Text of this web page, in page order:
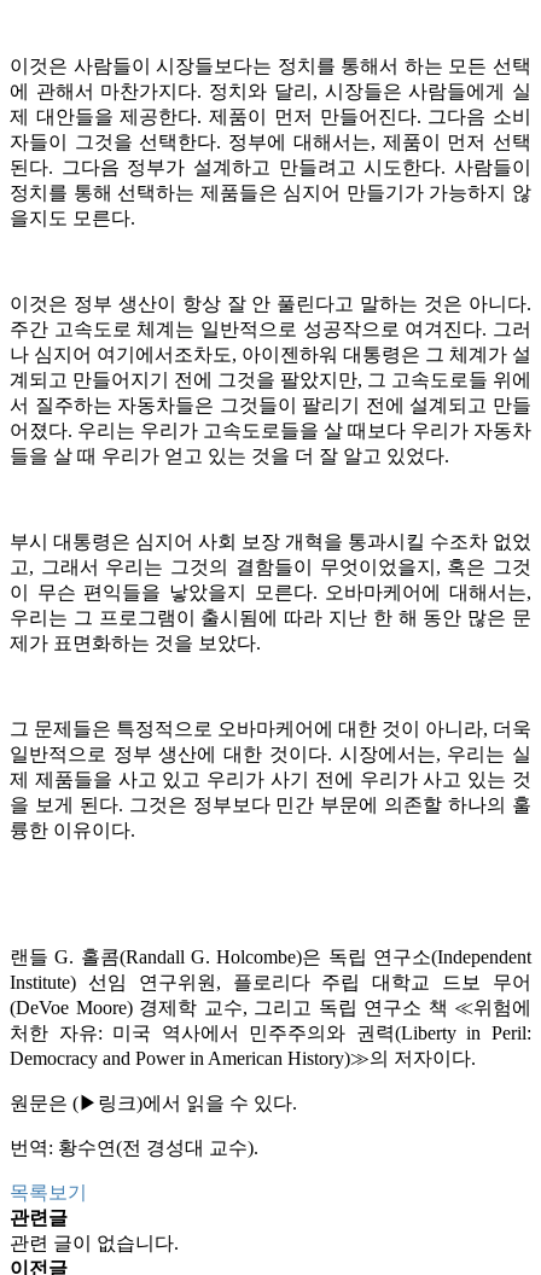
이것은 사람들이 시장들보다는 정치를 통해서 하는 모든 선택
에 관해서 마찬가지다. 정치와 달리, 시장들은 사람들에게 실
제 대안들을 제공한다. 제품이 먼저 만들어진다. 그다음 소비
자들이 그것을 선택한다. 정부에 대해서는, 제품이 먼저 선택
된다. 그다음 정부가 설계하고 만들려고 시도한다. 사람들이
정치를 통해 선택하는 제품들은 심지어 만들기가 가능하지 않
을지도 모른다.
이것은 정부 생산이 항상 잘 안 풀린다고 말하는 것은 아니다.
주간 고속도로 체계는 일반적으로 성공작으로 여겨진다. 그러
나 심지어 여기에서조차도, 아이젠하워 대통령은 그 체계가 설
계되고 만들어지기 전에 그것을 팔았지만, 그 고속도로들 위에
서 질주하는 자동차들은 그것들이 팔리기 전에 설계되고 만들
어졌다. 우리는 우리가 고속도로들을 살 때보다 우리가 자동차
들을 살 때 우리가 얻고 있는 것을 더 잘 알고 있었다.
부시 대통령은 심지어 사회 보장 개혁을 통과시킬 수조차 없었
고, 그래서 우리는 그것의 결함들이 무엇이었을지, 혹은 그것
이 무슨 편익들을 낳았을지 모른다. 오바마케어에 대해서는,
우리는 그 프로그램이 출시됨에 따라 지난 한 해 동안 많은 문
제가 표면화하는 것을 보았다.
그 문제들은 특정적으로 오바마케어에 대한 것이 아니라, 더욱
일반적으로 정부 생산에 대한 것이다. 시장에서는, 우리는 실
제 제품들을 사고 있고 우리가 사기 전에 우리가 사고 있는 것
을 보게 된다. 그것은 정부보다 민간 부문에 의존할 하나의 훌
륭한 이유이다.
랜들 G. 홀콤(Randall G. Holcombe)은 독립 연구소(Independent
Institute) 선임 연구위원, 플로리다 주립 대학교 드보 무어
(DeVoe Moore) 경제학 교수, 그리고 독립 연구소 책 ≪위험에
처한 자유: 미국 역사에서 민주주의와 권력(Liberty in Peril:
Democracy and Power in American History)≫의 저자이다.
원문은 (▶ 링크)에서 읽을 수 있다.
번역: 황수연(전 경성대 교수).
목록보기
관련글
관련 글이 없습니다.
이전글